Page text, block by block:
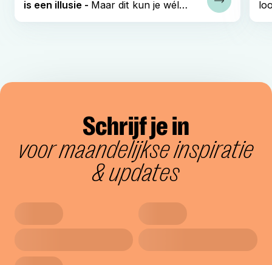
is een illusie - Maar dit kun je wél
meenemen.
Lees verder
Schrijf je in
voor maandelijkse inspiratie
& updates